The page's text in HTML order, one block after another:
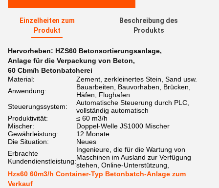
Einzelheiten zum
Produkt
Beschreibung des
Produkts
Hervorheben: HZS60 Betonsortierungsanlage,
Anlage für die Verpackung von Beton,
60 Cbm/h Betonbatcherei
Material:
Zement, zerkleinertes Stein, Sand usw.
Anwendung:
Bauarbeiten, Bauvorhaben, Brücken,
Häfen, Flughafen
Steuerungssystem:
Automatische Steuerung durch PLC,
vollständig automatisch
Produktivität:
≤ 60 m3/h
Mischer:
Doppel-Welle JS1000 Mischer
Gewährleistung:
12 Monate
Die Situation:
Neues
Erbrachte
Kundendienstleistung:
Ingenieure, die für die Wartung von
Maschinen im Ausland zur Verfügung
stehen, Online-Unterstützung,
Hzs60 60m3/h Container-Typ Betonbatch-Anlage zum
Verkauf